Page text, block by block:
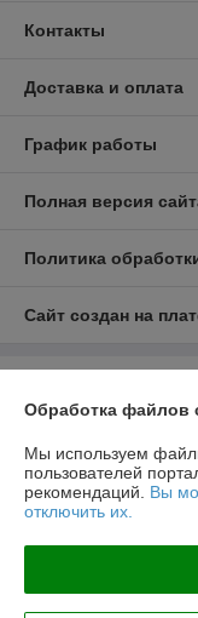
Контакты
Доставка и оплата
График работы
Полная версия
Политика
Сайт создан на
222519, Беларусь,
Регистрационный
Регистрационный
Обработка файлов
Мы используем
пользователей
рекомендаций. Вы
отключить их.